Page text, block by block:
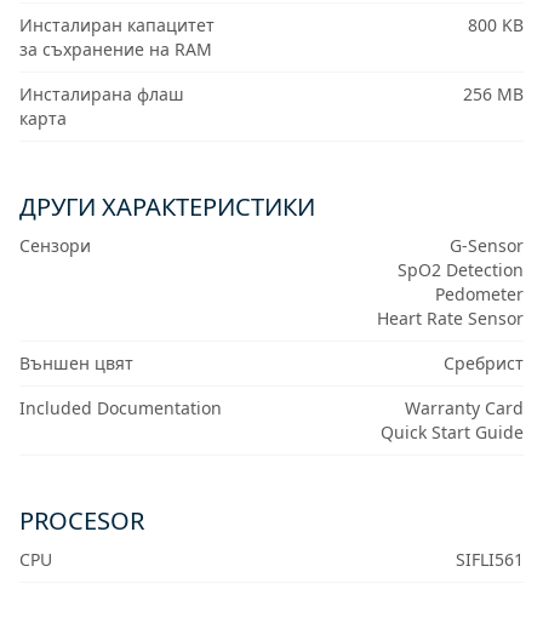
Инсталиран капацитет
за съхранение на RAM
800 KB
Инсталирана флаш
карта
256 MB
ДРУГИ ХАРАКТЕРИСТИКИ
Сензори
G-Sensor
SpO2 Detection
Pedometer
Heart Rate Sensor
Външен цвят
Сребрист
Included Documentation
Warranty Card
Quick Start Guide
PROCESOR
CPU SIFLI561